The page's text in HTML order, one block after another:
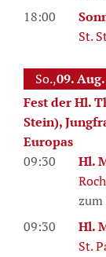
18:00
St.
So.,09.
Fest der Hl.
Stein),
Europas
09:30
Hl.
zum
09:30
Hl.
St.